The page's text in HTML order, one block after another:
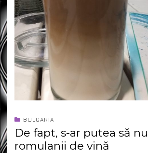
BULGARIA
De fapt, s-ar putea să
romulanii de vină